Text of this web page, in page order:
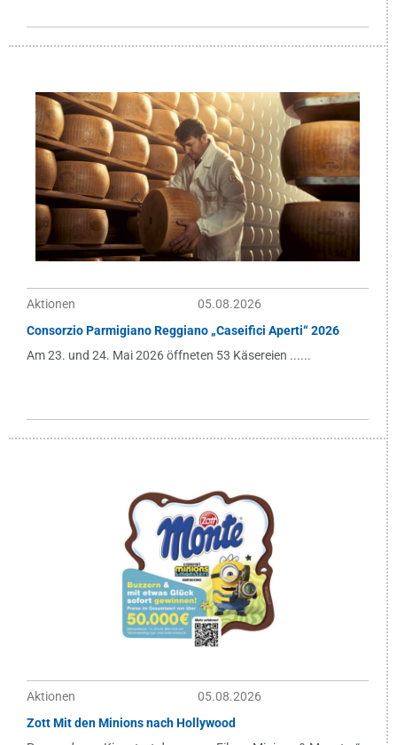
Aktionen
05.08.2026
Consorzio Parmigiano Reggiano „Caseifici Aperti“ 2026
Am 23. und 24. Mai 2026 öffneten 53 Käsereien ......
Aktionen
05.08.2026
Zott Mit den Minions nach Hollywood